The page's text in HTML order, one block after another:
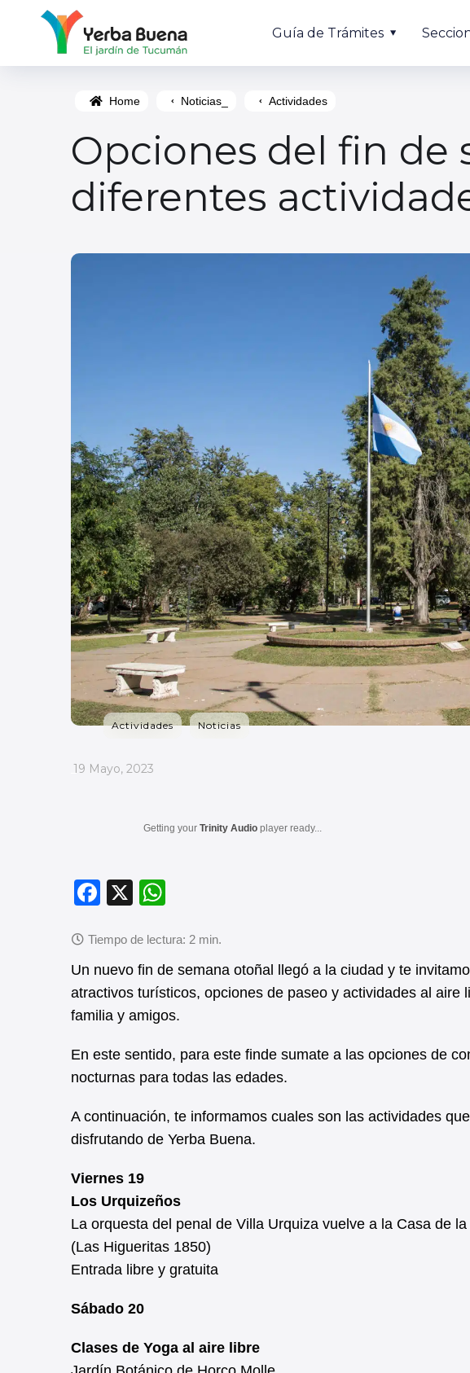
Guía de Trámites
Home Noticias_ Actividades
Opciones del fin de
diferentes
Actividades Noticias
_
19 Mayo, 2023
Getting your Trinity Audio player ready...
F
c
e
b
o
o
k
X
at
s
A
p
p
Un nuevo fin de semana otoñal llegó a la ciudad y te
atractivos turísticos, opciones de paseo y actividades al aire
familia y amigos.
En este sentido, para este finde sumate a las opciones de
nocturnas para todas las edades.
A continuación, te informamos cuales son las actividades
disfrutando de Yerba Buena.
Viernes 19
Los Urquizeños
La orquesta del penal de Villa Urquiza vuelve a la Casa de
(Las Higueritas 1850)
Entrada libre y gratuita
Sábado 20
Clases de Yoga al aire libre